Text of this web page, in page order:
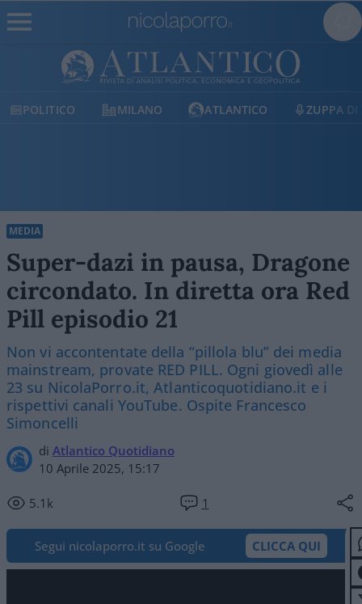
POLITICO MILANO ATLANTICO ZUPPA DI
MEDIA
Super-dazi in pausa, Dragone
circondato. In diretta ora Red
Pill episodio 21
Non vi accontentate della “pillola blu” dei media
mainstream, provate RED PILL. Ogni giovedì alle
23 su NicolaPorro.it, Atlanticoquotidiano.it e i
rispettivi canali YouTube. Ospite Francesco
Simoncelli
di Atlantico Quotidiano
10 Aprile 2025, 15:17
5.1k 1
Segui nicolaporro.it su Google CLICCA QUI